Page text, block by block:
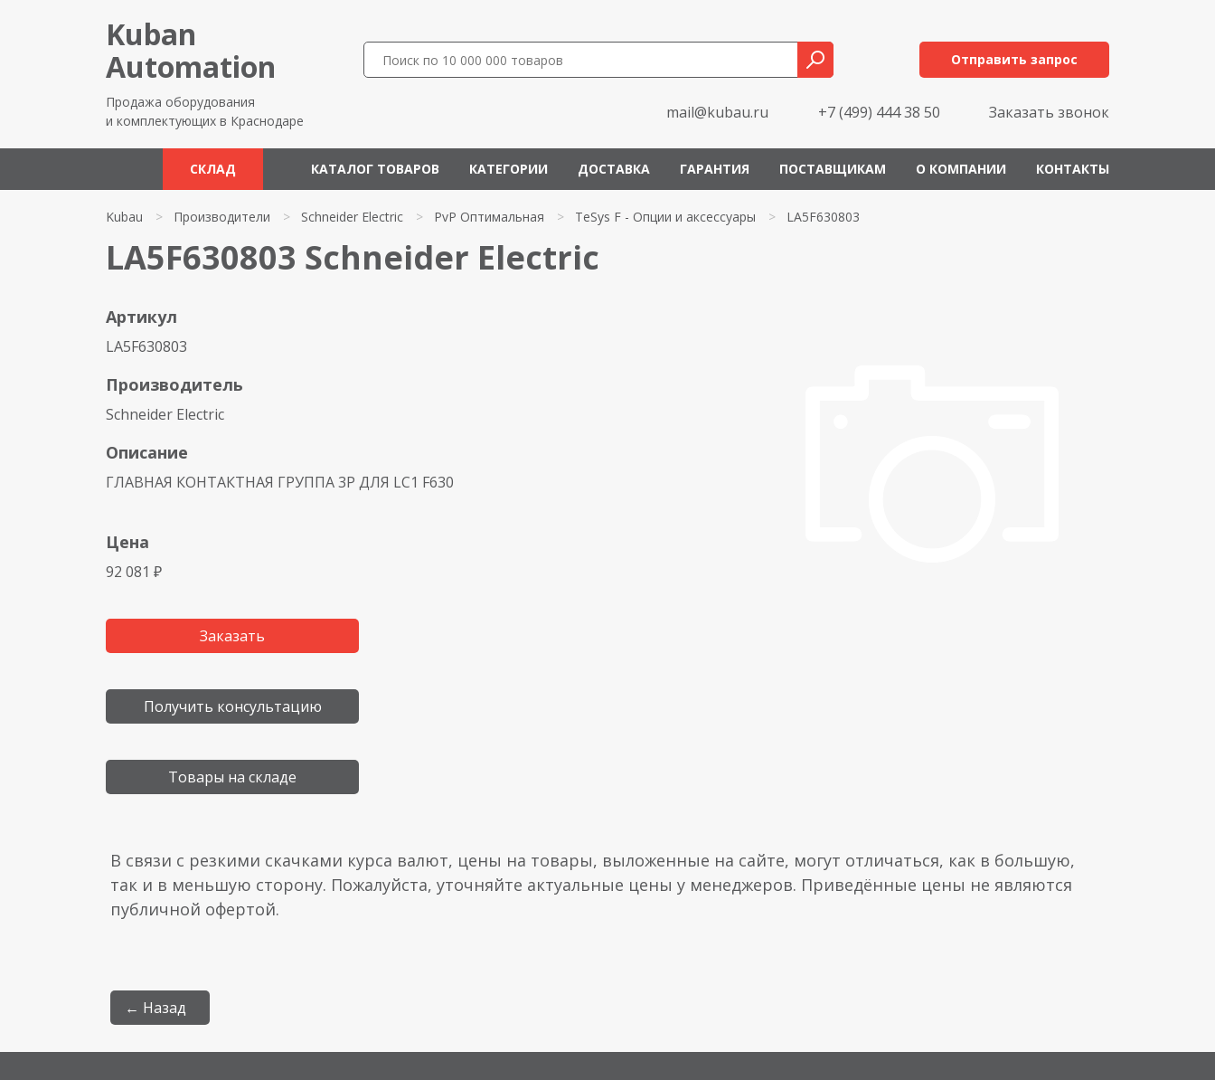
Kuban
Automation
Продажа оборудования
и комплектующих в Краснодаре
Отправить запрос
mail@kubau.ru +7 (499) 444 38 50 Заказать звонок
СКЛАД КАТАЛОГ ТОВАРОВ КАТЕГОРИИ ДОСТАВКА ГАРАНТИЯ ПОСТАВЩИКАМ О КОМПАНИИ КОНТАКТЫ
Kubau > Производители > Schneider Electric > PvP Оптимальная > TeSys F - Опции и аксессуары > LA5F630803
LA5F630803 Schneider Electric
Артикул
LA5F630803
Производитель
Schneider Electric
Описание
ГЛАВНАЯ КОНТАКТНАЯ ГРУППА 3Р ДЛЯ LC1 F630
Цена
92 081 ₽
Заказать
Получить консультацию
Товары на складе
В связи с резкими скачками курса валют, цены на товары, выложенные на сайте, могут отличаться, как в большую,
так и в меньшую сторону. Пожалуйста, уточняйте актуальные цены у менеджеров. Приведённые цены не являются
публичной офертой.
← Назад